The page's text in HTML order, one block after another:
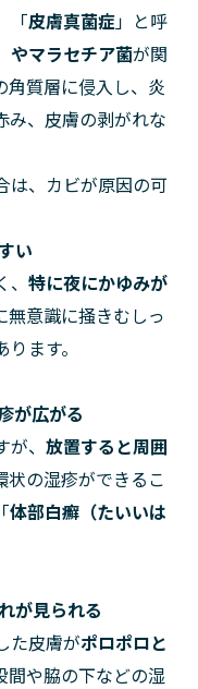
「皮膚真菌症」と呼
やマラセチア菌が関
角質層に侵入し、炎
み、皮膚の剥がれな
は、カビが原因の可
い
特に夜にかゆみが
無意識に掻きむしっ
ます。
が広がる
、 放置すると周囲
状の湿疹ができるこ
体部白癬（たいいは
が見られる
た皮膚がポロポロと
間や脇の下などの湿